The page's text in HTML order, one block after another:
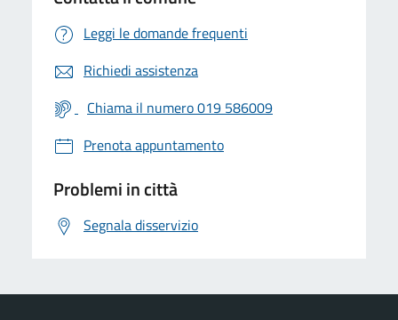
Leggi le domande frequenti
Richiedi assistenza
Chiama il numero 019 586009
Prenota appuntamento
Problemi in città
Segnala disservizio